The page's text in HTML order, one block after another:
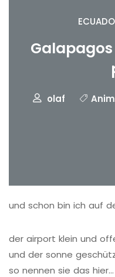
olaf
und schon bin ich auf
der airport klein und
und der sonne
so nennen sie das hier…